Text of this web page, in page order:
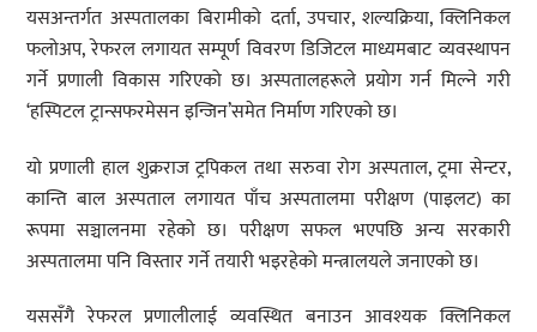
यसअन्तर्गत अस्पतालका बिरामीको दर्ता, उपचार, शल्यक्रिया, क्लिनिकल
फलोअप, रेफरल लगायत सम्पूर्ण विवरण डिजिटल माध्यमबाट व्यवस्थापन
गर्ने प्रणाली विकास गरिएको छ। अस्पतालहरूले प्रयोग गर्न मिल्ने गरी
‘हस्पिटल ट्रान्सफरमेसन इन्जिन’समेत निर्माण गरिएको छ।
यो प्रणाली हाल शुक्रराज ट्रपिकल तथा सरुवा रोग अस्पताल, ट्रमा सेन्टर,
कान्ति बाल अस्पताल लगायत पाँच अस्पतालमा परीक्षण (पाइलट) का
रूपमा सञ्चालनमा रहेको छ। परीक्षण सफल भएपछि अन्य सरकारी
अस्पतालमा पनि विस्तार गर्ने तयारी भइरहेको मन्त्रालयले जनाएको छ।
यससँगै रेफरल प्रणालीलाई व्यवस्थित बनाउन आवश्यक क्लिनिकल